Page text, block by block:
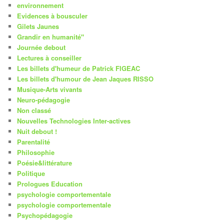
environnement
Evidences à bousculer
Gilets Jaunes
Grandir en humanité"
Journée debout
Lectures à conseiller
Les billets d'humeur de Patrick FIGEAC
Les billets d'humour de Jean Jaques RISSO
Musique-Arts vivants
Neuro-pédagogie
Non classé
Nouvelles Technologies Inter-actives
Nuit debout !
Parentalité
Philosophie
Poésie&littérature
Politique
Prologues Education
psychologie comportementale
psychologie comportementale
Psychopédagogie